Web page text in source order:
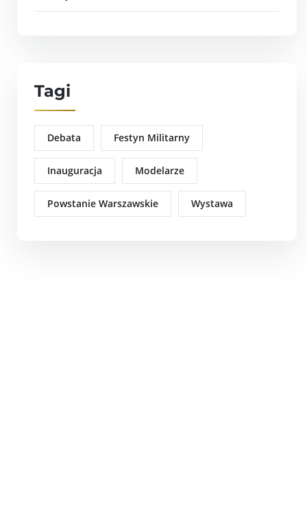
Tagi
Debata Festyn Militarny
Inauguracja Modelarze
Powstanie Warszawskie Wystawa